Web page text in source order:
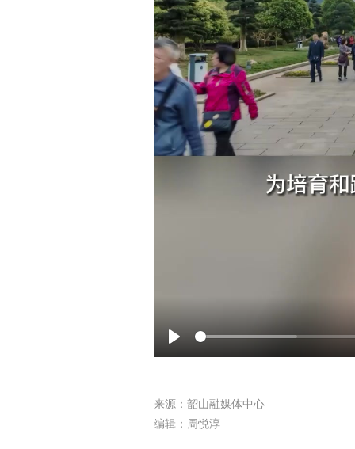
Play
来源：韶山融媒体中心
编辑：周悦淳